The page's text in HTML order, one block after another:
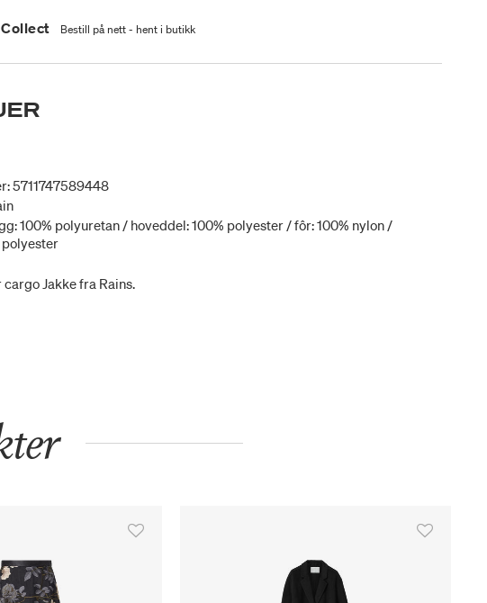
Bestill på nett - hent i butikk
5711747589448
100% polyuretan / hoveddel: 100% polyester / fôr: 100% nylon /
polyester
Jakke fra Rains.